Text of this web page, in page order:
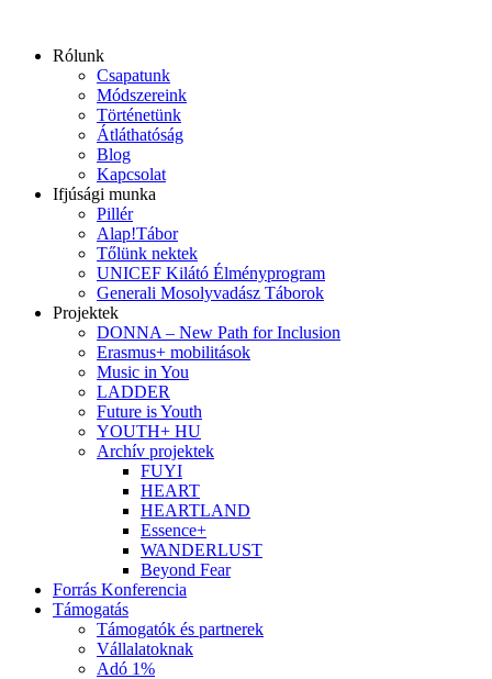
tartalomhoz
Rólunk
Csapatunk
Módszereink
Történetünk
Átláthatóság
Blog
Kapcsolat
Ifjúsági munka
Pillér
Alap!Tábor
Tőlünk nektek
UNICEF Kilátó Élményprogram
Generali Mosolyvadász Táborok
Projektek
DONNA – New Path for Inclusion
Erasmus+ mobilitások
Music in You
LADDER
Future is Youth
YOUTH+ HU
Archív projektek
FUYI
HEART
HEARTLAND
Essence+
WANDERLUST
Beyond Fear
Forrás Konferencia
Támogatás
Támogatók és partnerek
Vállalatoknak
Adó 1%